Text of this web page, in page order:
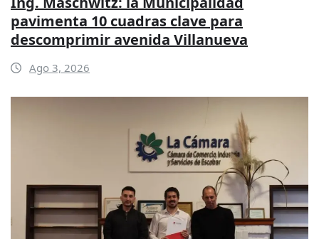
pavimenta 10 cuadras clave para
descomprimir avenida Villanueva
Ago 3, 2026